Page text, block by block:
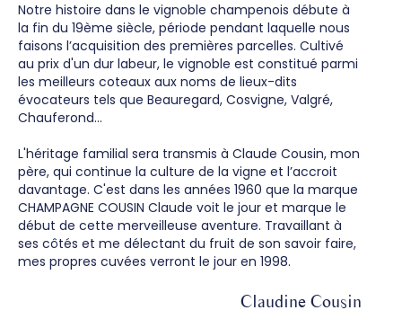
Notre histoire dans le vignoble champenois débute à
la fin du 19ème siècle, période pendant laquelle nous
faisons l’acquisition des premières parcelles. Cultivé
au prix d'un dur labeur, le vignoble est constitué parmi
les meilleurs coteaux aux noms de lieux-dits
évocateurs tels que Beauregard, Cosvigne, Valgré,
Chauferond…
L'héritage familial sera transmis à Claude Cousin, mon
père, qui continue la culture de la vigne et l’accroit
davantage. C'est dans les années 1960 que la marque
CHAMPAGNE COUSIN Claude voit le jour et marque le
début de cette merveilleuse aventure. Travaillant à
ses côtés et me délectant du fruit de son savoir faire,
mes propres cuvées verront le jour en 1998.
Claudine Cousin